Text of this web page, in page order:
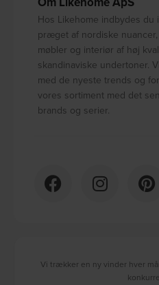
Hos Likehome indbydes du
præget af nordiske
møbler og interiør af høj
skandinaviske undertoner.
med de nyeste trends og
vores sortiment med det
brands og serier.
Vi trækker en ny vinder hver